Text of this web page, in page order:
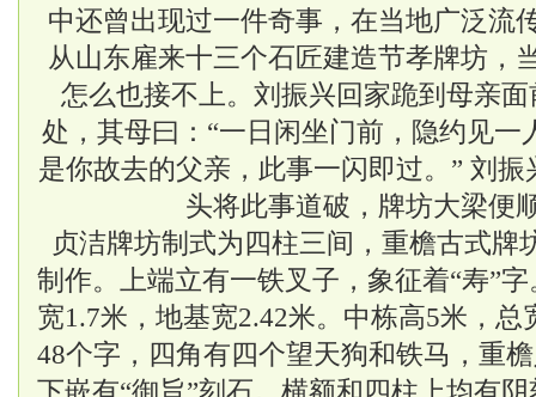
中还曾出现过一件奇事，在当地广泛流
从山东雇来十三个石匠建造节孝牌坊，
怎么也接不上。刘振兴回家跪到母亲
处，其母曰：“一日闲坐门前，隐约见一
是你故去的父亲，此事一闪即过。” 刘
头将此事道破，牌坊大梁便
贞洁牌坊制式为四柱三间，重檐古式牌
制作。上端立有一铁叉子，象征着“寿”
宽1.7米，地基宽2.42米。中栋高5米，总
48个字，四角有四个望天狗和铁马，重